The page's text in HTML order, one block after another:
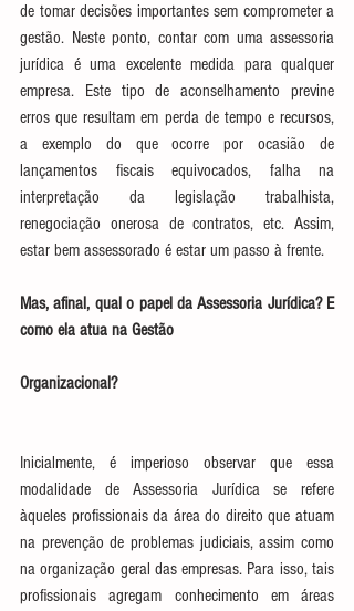
de tomar decisões importantes sem comprometer a
gestão. Neste ponto, contar com uma assessoria
jurídica é uma excelente medida para qualquer
empresa. Este tipo de aconselhamento previne
erros que resultam em perda de tempo e recursos,
a exemplo do que ocorre por ocasião de
lançamentos fiscais equivocados, falha na
interpretação da legislação trabalhista,
renegociação onerosa de contratos, etc. Assim,
estar bem assessorado é estar um passo à frente.
Mas, afinal, qual o papel da Assessoria Jurídica? E
como ela atua na Gestão
Organizacional?
Inicialmente, é imperioso observar que essa
modalidade de Assessoria Jurídica se refere
àqueles profissionais da área do direito que atuam
na prevenção de problemas judiciais, assim como
na organização geral das empresas. Para isso, tais
profissionais agregam conhecimento em áreas